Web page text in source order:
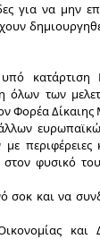
για να μην
κατάρτιση
όλων των
Φορέα
φυσικό
σοκ και να